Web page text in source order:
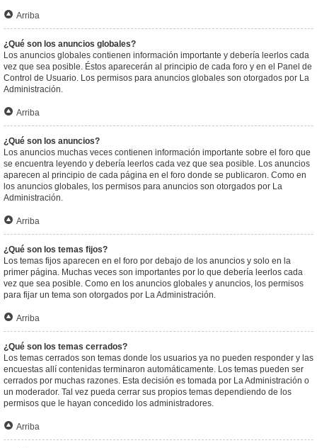
Arriba
¿Qué son los anuncios globales?
Los anuncios globales contienen información importante y debería leerlos cada
vez que sea posible. Éstos aparecerán al principio de cada foro y en el Panel de
Control de Usuario. Los permisos para anuncios globales son otorgados por La
Administración.
Arriba
¿Qué son los anuncios?
Los anuncios muchas veces contienen información importante sobre el foro que
se encuentra leyendo y debería leerlos cada vez que sea posible. Los anuncios
aparecen al principio de cada página en el foro donde se publicaron. Como en
los anuncios globales, los permisos para anuncios son otorgados por La
Administración.
Arriba
¿Qué son los temas fijos?
Los temas fijos aparecen en el foro por debajo de los anuncios y solo en la
primer página. Muchas veces son importantes por lo que debería leerlos cada
vez que sea posible. Como en los anuncios globales y anuncios, los permisos
para fijar un tema son otorgados por La Administración.
Arriba
¿Qué son los temas cerrados?
Los temas cerrados son temas donde los usuarios ya no pueden responder y las
encuestas allí contenidas terminaron automáticamente. Los temas pueden ser
cerrados por muchas razones. Esta decisión es tomada por La Administración o
un moderador. Tal vez pueda cerrar sus propios temas dependiendo de los
permisos que le hayan concedido los administradores.
Arriba